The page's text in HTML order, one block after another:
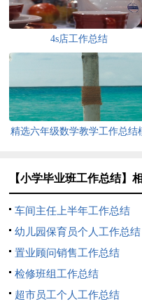
4s店工作总结
精选六年级数学教学工作总结
【小学毕业班工作总结】
车间主任上半年工作总结
幼儿园保育员个人工作总结
置业顾问销售工作总结
检修班组工作总结
超市员工个人工作总结